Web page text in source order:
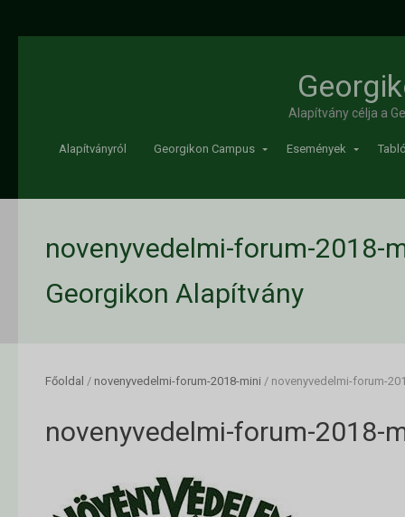
Alapítvány célja a
Alapítványról Georgikon Campus Események
novenyvedelmi-forum-2018-
Georgikon Alapítvány
Főoldal / novenyvedelmi-forum-2018-mini / novenyvedelmi-forum-
novenyvedelmi-forum-2018-